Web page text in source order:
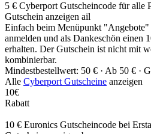
5 € Cyberport Gutscheincode für alle
Gutschein anzeigen ail
Einfach beim Menüpunkt
anmelden und als Dankeschön einen
erhalten. Der Gutschein ist nicht mit
kombinierbar.
Mindestbestellwert: 50 € · Ab 50 € ·
Alle Cyberport Gutscheine anzeigen
10€
Rabatt
10 € Euronics Gutscheincode bei